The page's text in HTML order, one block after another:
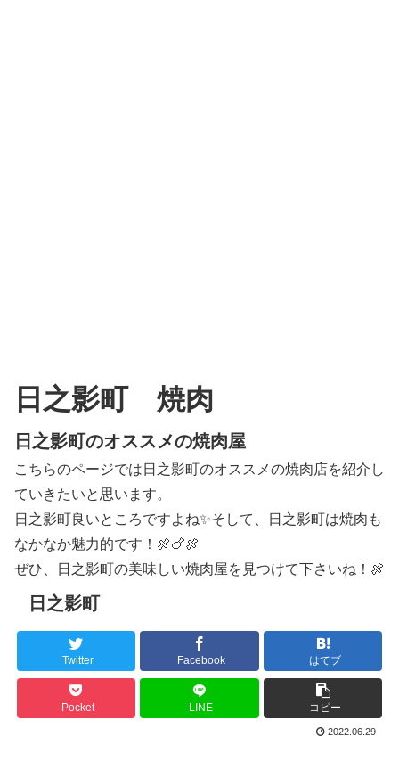
日之影町 焼肉
日之影町のオススメの焼肉屋
こちらのページでは日之影町のオススメの焼肉店を紹介し
ていきたいと思います。
日之影町良いところですよね✨そして、日之影町は焼肉も
なかなか魅力的です！🍖🍗🍖
ぜひ、日之影町の美味しい焼肉屋を見つけて下さいね！🍖
日之影町
Twitter Facebook はてブ
Pocket LINE コピー
2022.06.29